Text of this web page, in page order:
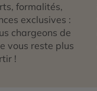
formalités,
exclusives :
chargeons de
vous reste plus
!